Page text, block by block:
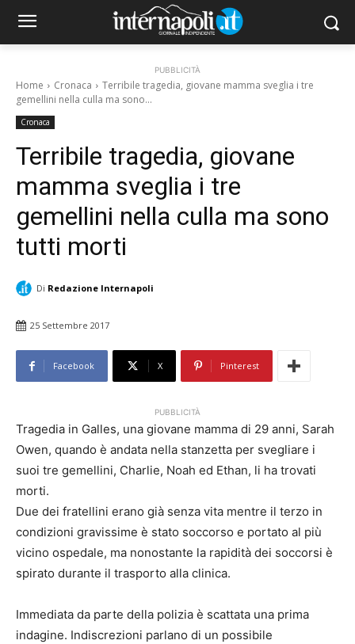
PUBBLICITÀ
Home Cronaca
Terribile tragedia, giovane mamma sveglia i tre
gemellini nella culla ma sono...
Cronaca
Terribile tragedia, giovane
mamma sveglia i tre
gemellini nella culla ma sono
tutti morti
Di Redazione Internapoli
25 Settembre 2017
Facebook X Pinterest
PUBBLICITÀ
Tragedia in Galles, una giovane mamma di 29 anni, Sarah
Owen, quando è andata nella stanzetta per svegliare i
suoi tre gemellini, Charlie, Noah ed Ethan, li ha trovati
morti.
Due dei fratellini erano già senza vita mentre il terzo in
condizioni gravissime è stato soccorso e portato al più
vicino ospedale, ma nonostante la rapidità dei soccorsi è
spirato durante il trasporto alla clinica.
Immediata da parte della polizia è scattata una prima
indagine. Indiscrezioni parlano di un possibile